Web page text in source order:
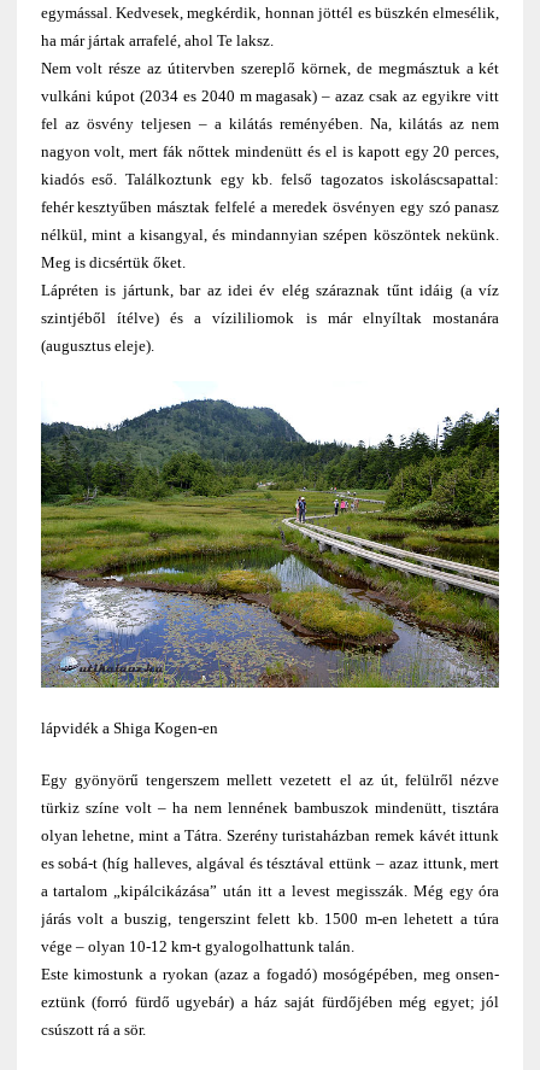
egymással. Kedvesek, megkérdik, honnan jöttél es büszkén elmesélik,
ha már jártak arrafelé, ahol Te laksz.
Nem volt része az útitervben szereplő körnek, de megmásztuk a két
vulkáni kúpot (2034 es 2040 m magasak) – azaz csak az egyikre vitt
fel az ösvény teljesen – a kilátás reményében. Na, kilátás az nem
nagyon volt, mert fák nőttek mindenütt és el is kapott egy 20 perces,
kiadós eső. Találkoztunk egy kb. felső tagozatos iskoláscsapattal:
fehér kesztyűben másztak felfelé a meredek ösvényen egy szó panasz
nélkül, mint a kisangyal, és mindannyian szépen köszöntek nekünk.
Meg is dicsértük őket.
Lápréten is jártunk, bar az idei év elég száraznak tűnt idáig (a víz
szintjéből ítélve) és a vízililiomok is már elnyíltak mostanára
(augusztus eleje).
lápvidék a Shiga Kogen-en
Egy gyönyörű tengerszem mellett vezetett el az út, felülről nézve
türkiz színe volt – ha nem lennének bambuszok mindenütt, tisztára
olyan lehetne, mint a Tátra. Szerény turistaházban remek kávét ittunk
es sobá-t (híg halleves, algával és tésztával ettünk – azaz ittunk, mert
a tartalom „kipálcikázása” után itt a levest megisszák. Még egy óra
járás volt a buszig, tengerszint felett kb. 1500 m-en lehetett a túra
vége – olyan 10-12 km-t gyalogolhattunk talán.
Este kimostunk a ryokan (azaz a fogadó) mosógépében, meg onsen-
eztünk (forró fürdő ugyebár) a ház saját fürdőjében még egyet; jól
csúszott rá a sör.